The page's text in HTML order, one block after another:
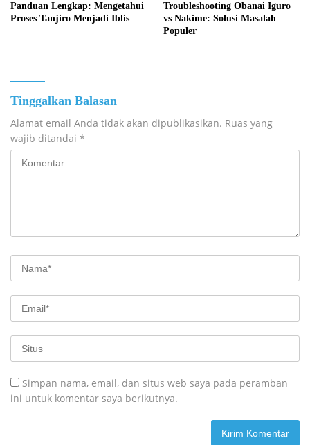
Panduan Lengkap: Mengetahui
Proses Tanjiro Menjadi Iblis
Troubleshooting Obanai Iguro
vs Nakime: Solusi Masalah
Populer
Tinggalkan Balasan
Alamat email Anda tidak akan dipublikasikan. Ruas yang
wajib ditandai *
Simpan nama, email, dan situs web saya pada peramban
ini untuk komentar saya berikutnya.